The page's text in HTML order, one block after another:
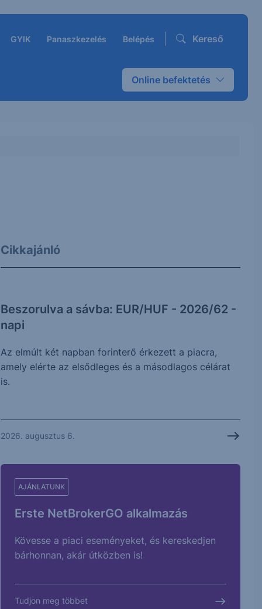
GYIK Panaszkezelés Belépés Kereső
Online befektetés
Cikkajánló
Beszorulva a sávba: EUR/HUF - 2026/62 -
napi
Az elmúlt két napban forinterő érkezett a piacra,
amely elérte az elsődleges és a másodlagos célárat
is.
2026. augusztus 6.
AJÁNLATUNK
Erste NetBrokerGO alkalmazás
Kövesse a piaci eseményeket, és kereskedjen
bárhonnan, akár útközben is!
Tudjon meg többet